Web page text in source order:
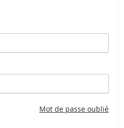
Mot de passe oublié